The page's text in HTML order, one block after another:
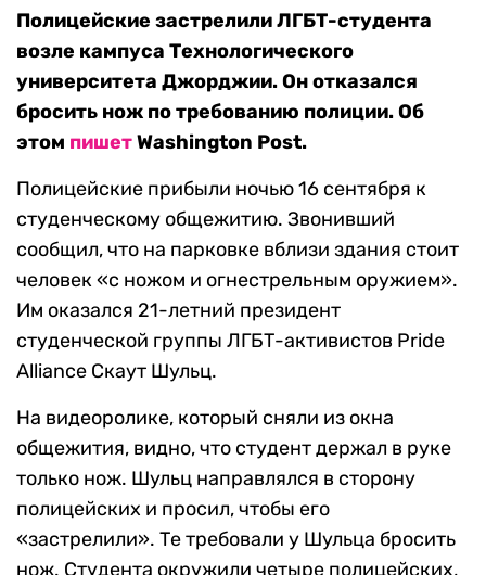
Полицейские застрелили ЛГБТ-студента
возле кампуса Технологического
университета Джорджии. Он отказался
бросить нож по требованию полиции. Об
этом пишетWashington Post.
Полицейские прибыли ночью 16 сентября к
студенческому общежитию. Звонивший
сообщил, что на парковке вблизи здания стоит
человек «с ножом и огнестрельным оружием».
Им оказался 21-летний президент
студенческой группы ЛГБТ-активистов Pride
Alliance Скаут Шульц.
На видеоролике, который сняли из окна
общежития, видно, что студент держал в руке
только нож. Шульц направлялся в сторону
полицейских и просил, чтобы его
«застрелили». Те требовали у Шульца бросить
нож. Студента окружили четыре полицейских,